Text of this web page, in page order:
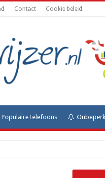
Contact Cookie beleid
Populaire telefoons